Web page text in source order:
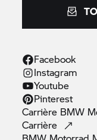
Facebook
Instagram
Youtube
Pinterest
Carrière BMW
Carrière